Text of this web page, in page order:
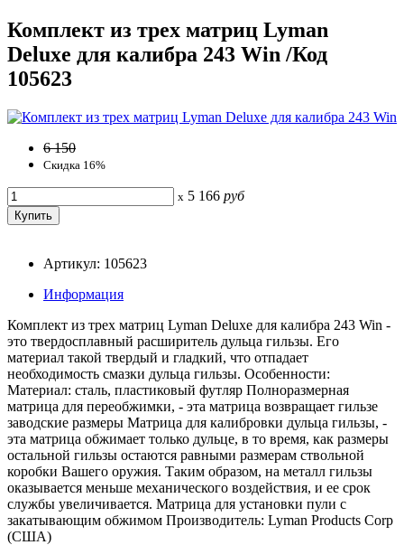
Комплект из трех матриц Lyman
Deluxe для калибра 243 Win /Код
105623
6 150
Скидка 16%
x 5 166 руб
Артикул: 105623
Информация
Комплект из трех матриц Lyman Deluxe для калибра 243 Win -
это твердосплавный расширитель дульца гильзы. Его
материал такой твердый и гладкий, что отпадает
необходимость смазки дульца гильзы. Особенности:
Материал: сталь, пластиковый футляр Полноразмерная
матрица для переобжимки, - эта матрица возвращает гильзе
заводские размеры Матрица для калибровки дульца гильзы, -
эта матрица обжимает только дульце, в то время, как размеры
остальной гильзы остаются равными размерам ствольной
коробки Вашего оружия. Таким образом, на металл гильзы
оказывается меньше механического воздействия, и ее срок
службы увеличивается. Матрица для установки пули с
закатывающим обжимом Производитель: Lyman Products Corp
(США)